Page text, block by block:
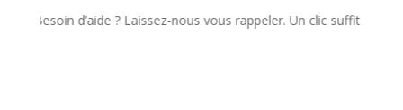
d’aide ? Laissez-nous vous rappeler. Un clic suffit !